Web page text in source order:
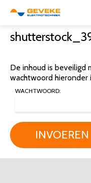
De inhoud is beveiligd
wachtwoord hieronder
WACHTWOORD:
INVOEREN